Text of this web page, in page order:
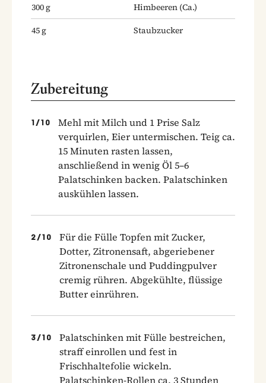
300g Himbeeren (Ca.)
45g Staubzucker
Zubereitung
1 /10
Mehl mit Milch und 1 Prise Salz
verquirlen, Eier untermischen. Teig ca.
15 Minuten rasten lassen,
anschließend in wenig Öl 5–6
Palatschinken backen. Palatschinken
auskühlen lassen.
2 /10
Für die Fülle Topfen mit Zucker,
Dotter, Zitronensaft, abgeriebener
Zitronenschale und Puddingpulver
cremig rühren. Abgekühlte, flüssige
Butter einrühren.
3 /10
Palatschinken mit Fülle bestreichen,
straff einrollen und fest in
Frischhaltefolie wickeln.
Palatschinken-Rollen ca. 3 Stunden